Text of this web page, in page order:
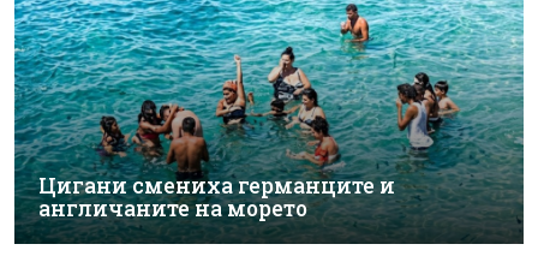
Цигани смениха германците и
англичаните на морето